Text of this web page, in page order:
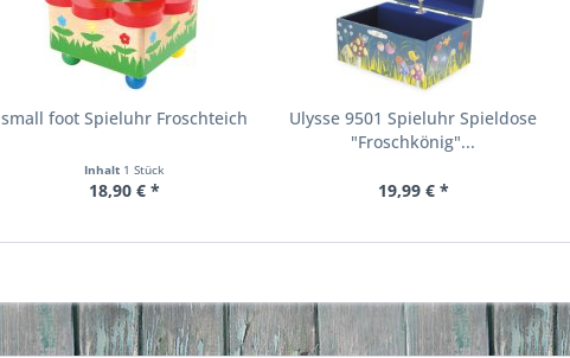
small foot Spieluhr Froschteich
Inhalt 1 Stück
18,90 € *
Ulysse 9501 Spieluhr Spieldose
"Froschkönig"...
19,99 € *